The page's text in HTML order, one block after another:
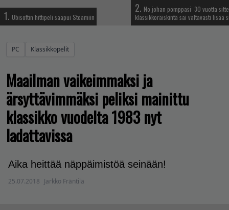
1. Ubisoftin hittipeli saapui Steamiin
2. No johan pomppasi: 30 vuotta
klassikkoräiskintä sai valtavasti lisää
PC Klassikkopelit
Maailman vaikeimmaksi ja
ärsyttävimmäksi peliksi mainittu
klassikko vuodelta 1983 nyt
ladattavissa
Aika heittää näppäimistöä seinään!
25.07.2018 Jarkko Fräntilä